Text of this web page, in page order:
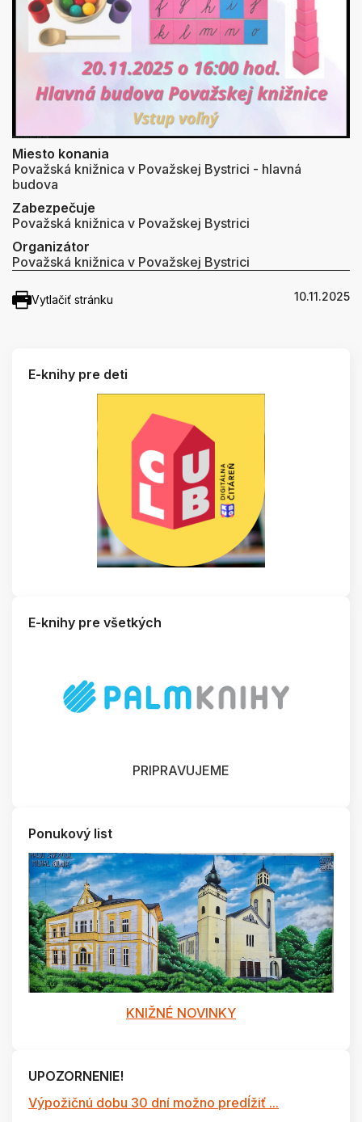
Miesto konania
Považská knižnica v Považskej Bystrici - hlavná
budova
Zabezpečuje
Považská knižnica v Považskej Bystrici
Organizátor
Považská knižnica v Považskej Bystrici
Vytlačiť stránku 10.11.2025
E-knihy pre deti
E-knihy pre všetkých
PRIPRAVUJEME
Ponukový list
KNIŽNÉ NOVINKY
UPOZORNENIE!
Výpožičnú dobu 30 dní možno predĺžiť ...